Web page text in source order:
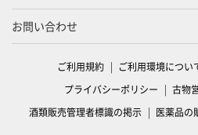
お問い合わせ
ご利用規約 ご利用環境につい
プライバシーポリシー
古物
酒類販売管理者標識の掲示
医薬品の